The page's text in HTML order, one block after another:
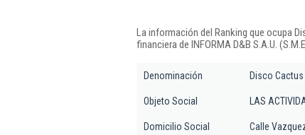
La información del Ranking que ocupa
financiera de INFORMA D&B S.A.U.
Denominación Disco Cactus
Objeto Social LAS
Domicilio Social Calle